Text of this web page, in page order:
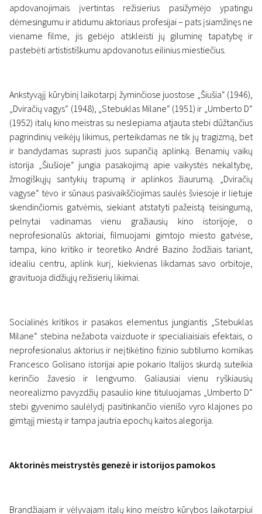
apdovanojimais įvertintas režisierius pasižymėjo ypatingu
dėmesingumu ir atidumu aktoriaus profesijai – pats įsiamžinęs ne
viename filme, jis gebėjo atskleisti jų giluminę tapatybę ir
pastebėti artististiškumu apdovanotus eilinius miestiečius.
Ankstyvąjį kūrybinį laikotarpį žyminčiose juostose „Šiušia“ (1946),
„Dviračių vagys“ (1948), „Stebuklas Milane“ (1951) ir „Umberto D“
(1952) italų kino meistras su neslepiama atjauta stebi dūžtančius
pagrindinių veikėjų likimus, perteikdamas ne tik jų tragizmą, bet
ir bandydamas suprasti juos supančią aplinką. Benamių vaikų
istorija „Šiušioje“ jungia pasakojimą apie vaikystės nekaltybę,
žmogiškųjų santykių trapumą ir aplinkos žiaurumą. „Dviračių
vagyse“ tėvo ir sūnaus pasivaikščiojimas saulės šviesoje ir lietuje
skendinčiomis gatvėmis, siekiant atstatyti pažeistą teisingumą,
pelnytai vadinamas vienu gražiausių kino istorijoje, o
neprofesionalūs aktoriai, filmuojami gimtojo miesto gatvėse,
tampa, kino kritiko ir teoretiko André Bazino žodžiais tariant,
idealiu centru, aplink kurį, kiekvienas likdamas savo orbitoje,
gravituoja didžiųjų režisierių likimai.
Socialinės kritikos ir pasakos elementus jungiantis „Stebuklas
Milane“ stebina nežabota vaizduote ir specialiaisiais efektais, o
neprofesionalus aktorius ir neįtikėtino fizinio subtilumo komikas
Francesco Golisano istorijai apie pokario Italijos skurdą suteikia
kerinčio žavesio ir lengvumo. Galiausiai vienu ryškiausių
neorealizmo pavyzdžių pasaulio kine tituluojamas „Umberto D“
stebi gyvenimo saulėlydį pasitinkančio vienišo vyro klajones po
gimtąjį miestą ir tampa jautria epochų kaitos alegorija.
Aktorinės meistrystės genezė ir istorijos pamokos
Brandžiajam ir vėlyvajam italų kino meistro kūrybos laikotarpiui